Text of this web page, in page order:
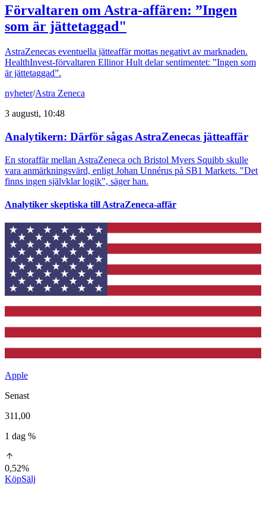
Förvaltaren om Astra-affären: ”Ingen
som är jättetaggad"
AstraZenecas eventuella jätteaffär mottas negativt av marknaden.
HealthInvest-förvaltaren Ellinor Hult delar sentimentet: ”Ingen som
är jättetaggad”.
nyheter/Astra Zeneca
3 augusti, 10:48
Analytikern: Därför sågas AstraZenecas jätteaffär
En storaffär mellan AstraZeneca och Bristol Myers Squibb skulle
vara anmärkningsvärd, enligt Johan Unnérus på SB1 Markets. "Det
finns ingen självklar logik", säger han.
Analytiker skeptiska till AstraZeneca-affär
Apple
Senast
311,00
1 dag %
0,52%
KöpSälj